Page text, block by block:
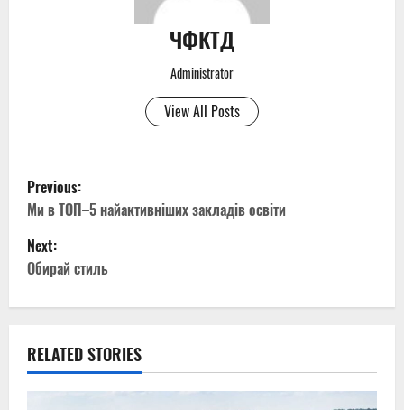
ЧФКТД
Administrator
View All Posts
P
o
s
a
Previous:
Ми в ТОП–5 найактивніших закладів освіти
Next:
Обирай стиль
RELATED STORIES